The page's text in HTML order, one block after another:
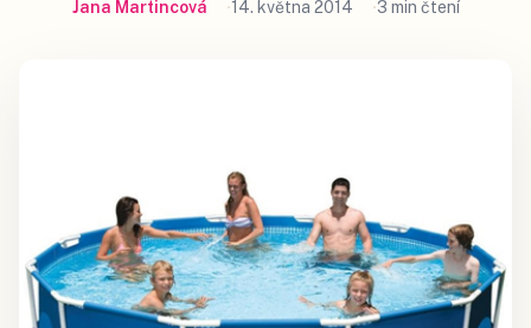
Jana Martincová 14. května 2014 3 min čtení